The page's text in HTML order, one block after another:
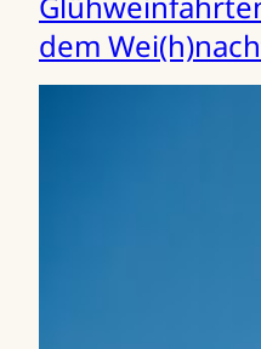
dem